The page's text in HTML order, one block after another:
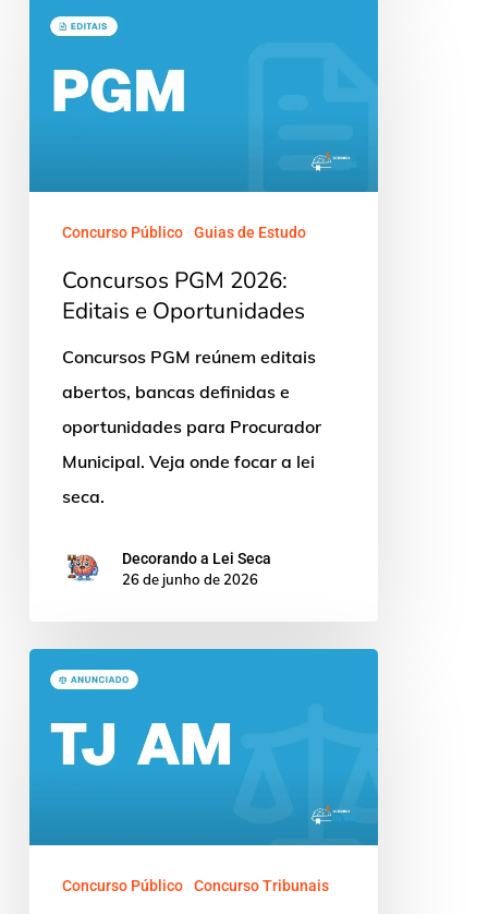
Concursos
2026:
Editais
Oportunidades
Concurso Público Guias de Estudo
Concursos PGM 2026:
Editais e Oportunidades
Concursos PGM reúnem editais
abertos, bancas definidas e
oportunidades para Procurador
Municipal. Veja onde focar a lei
seca.
Decorando a Lei Seca
26 de junho de 2026
Concurso
AM:
Concurso Público Concurso Tribunais